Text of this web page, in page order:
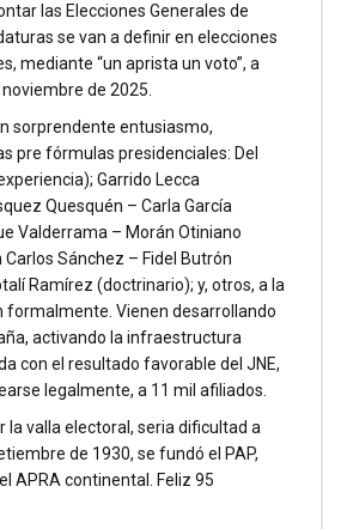
las Elecciones Generales de
se van a definir en elecciones
mediante “un aprista un voto”, a
de 2025.
sorprendente entusiasmo,
pre fórmulas presidenciales: Del
Garrido Lecca
Quesquén – Carla García
Valderrama – Morán Otiniano
Sánchez – Fidel Butrón
Ramírez (doctrinario); y, otros, a la
formalmente. Vienen desarrollando
activando la infraestructura
con el resultado favorable del JNE,
legalmente, a 11 mil afiliados.
la valla electoral, seria dificultad a
de 1930, se fundó el PAP,
APRA continental. Feliz 95